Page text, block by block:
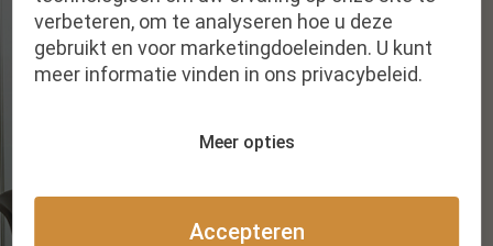
verbeteren, om te analyseren hoe u deze
gebruikt en voor marketingdoeleinden. U kunt
meer informatie vinden in ons privacybeleid.
Meer opties
Accepteren